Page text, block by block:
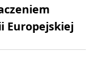
Europejskiej